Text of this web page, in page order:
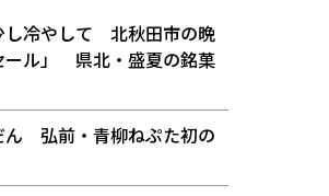
し冷やして 北秋田市の晩
ール」 県北・盛夏の銘菓
ん 弘前・青柳ねぷた初の